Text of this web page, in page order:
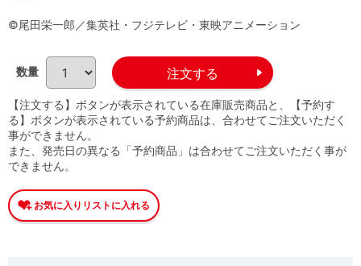
©尾田栄一郎／集英社・フジテレビ・東映アニメーション
数量
【注文する】ボタンが表示されている在庫販売商品と、【予約す
る】ボタンが表示されている予約商品は、合わせてご注文いただく
事ができません。
また、発売日の異なる「予約商品」は合わせてご注文いただく事が
できません。